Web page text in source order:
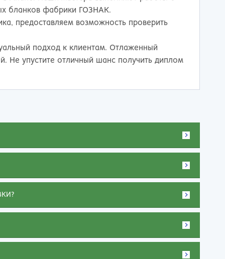
бланков фабрики ГОЗНАК.
предоставляем возможность проверить
подход к клиентам. Отлаженный
Не упустите отличный шанс получить диплом